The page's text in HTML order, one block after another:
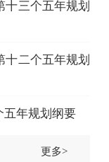
三个五年规划
二个五年规划
五年规划纲要
更多>